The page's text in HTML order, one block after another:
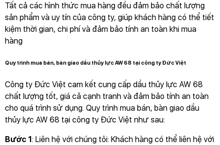
Tất cả các hình thức mua hàng đều đảm bảo chất lượng
sản phẩm và uy tín của công ty, giúp khách hàng có thể tiết
kiệm thời gian, chi phí và đảm bảo tính an toàn khi mua
hàng
Quy trình mua bán, bàn giao dầu thủy lực AW 68 tại công ty Đức Việt
Công ty Đức Việt cam kết cung cấp dầu thủy lực AW 68
chất lượng tốt, giá cả cạnh tranh và đảm bảo tính an toàn
cho quá trình sử dụng. Quy trình mua bán, bàn giao dầu
thủy lực AW 68 tại công ty Đức Việt như sau:
Bước 1: Liên hệ với chúng tôi: Khách hàng có thể liên hệ với